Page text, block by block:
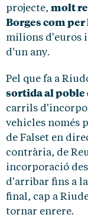
projecte, molt
Borges com per
milions d'euros i
d'un any.
Pel que fa a
sortida al poble
carrils
vehicles només
de Falset en
contrària, de
incorporació
d'arribar fins a
final, cap a
tornar enrere.